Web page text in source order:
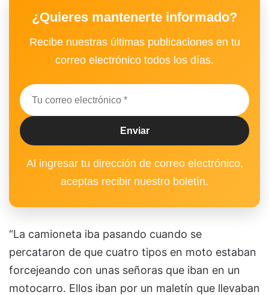
¿Quieres mantenerte informado?
Recibe nuestras últimas publicaciones en tu
correo electrónico todos los días.
Al ingresar tu dirección de correo electrónico,
aceptas recibir nuestro boletín.
“La camioneta iba pasando cuando se
percataron de que cuatro tipos en moto estaban
forcejeando con unas señoras que iban en un
motocarro. Ellos iban por un maletín que llevaban